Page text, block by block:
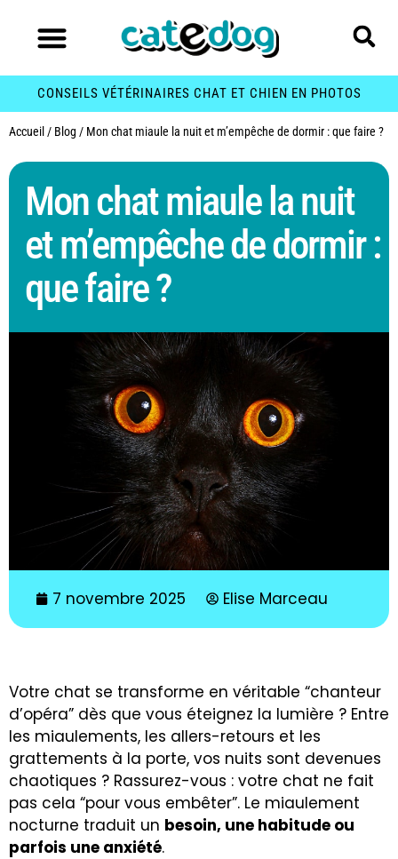
CONSEILS VÉTÉRINAIRES CHAT ET CHIEN EN PHOTOS
Accueil / Blog / Mon chat miaule la nuit et m’empêche de dormir : que faire ?
Mon chat miaule la nuit
et m’empêche de dormir :
que faire ?
7 novembre 2025 Elise Marceau
Votre chat se transforme en véritable “chanteur
d’opéra” dès que vous éteignez la lumière ? Entre
les miaulements, les allers-retours et les
grattements à la porte, vos nuits sont devenues
chaotiques ? Rassurez-vous : votre chat ne fait
pas cela “pour vous embêter”. Le miaulement
nocturne traduit un besoin, une habitude ou
parfois une anxiété.